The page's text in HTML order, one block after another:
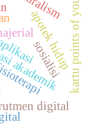
apotek hidupkartu points of you
digital
sosialisi